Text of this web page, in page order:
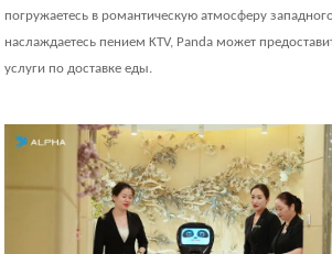
погружаетесь в романтическую атмосферу
наслаждаетесь пением KTV, Panda может
услуги по доставке еды.